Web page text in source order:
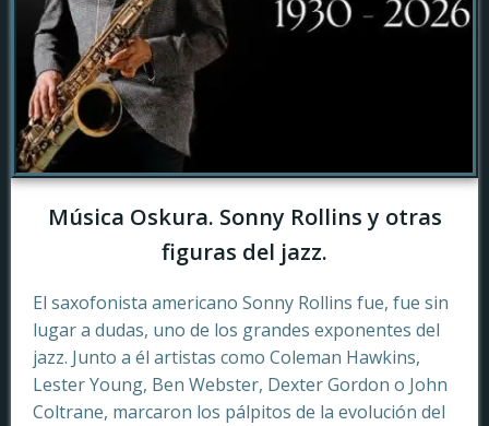
Música Oskura. Sonny Rollins y otras
figuras del jazz.
El saxofonista americano Sonny Rollins fue, fue sin
lugar a dudas, uno de los grandes exponentes del
jazz. Junto a él artistas como Coleman Hawkins,
Lester Young, Ben Webster, Dexter Gordon o John
Coltrane, marcaron los pálpitos de la evolución del